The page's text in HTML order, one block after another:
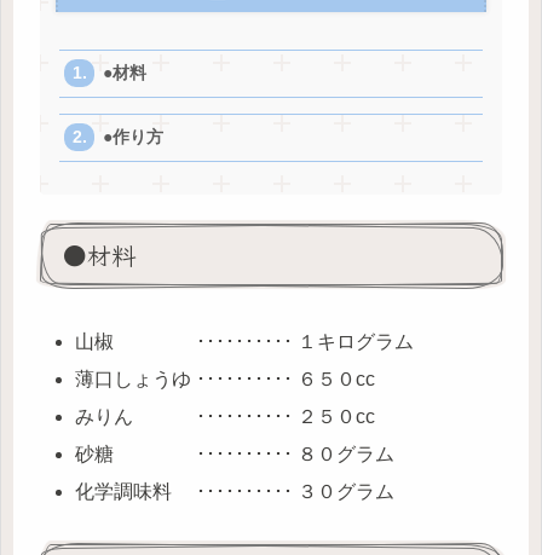
●材料
●作り方
●材料
山椒 ･･････････ １キログラム
薄口しょうゆ ･･････････ ６５０cc
みりん ･･････････ ２５０cc
砂糖 ･･････････ ８０グラム
化学調味料 ･･････････ ３０グラム